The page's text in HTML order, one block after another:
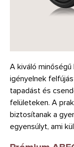
A kiváló
igényelnek
tapadást és
felületeken. A
biztosítanak a
egyensúlyt, ami